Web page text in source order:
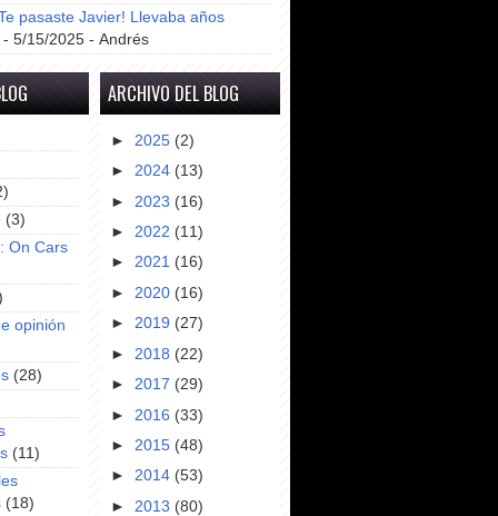
pasaste Javier! Llevaba años
- 5/15/2025 - Andrés
(3)
On Cars
opinión
(28)
(11)
(18)
ARCHIVO DEL BLOG
► 2025 (2)
► 2024 (13)
► 2023 (16)
► 2022 (11)
► 2021 (16)
► 2020 (16)
► 2019 (27)
► 2018 (22)
► 2017 (29)
► 2016 (33)
► 2015 (48)
► 2014 (53)
► 2013 (80)